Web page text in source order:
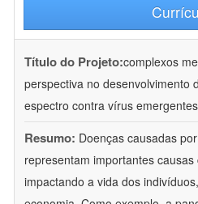
Título do Projeto:complexos
perspectiva no desenvolvimento
espectro contra vírus emergentes
Resumo: Doenças causadas
representam importantes
impactando a vida dos